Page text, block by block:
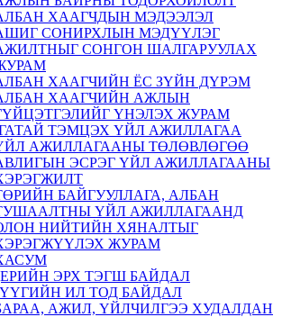
ХААГЧДЫН МЭДЭЭЛЭЛ
СОНИРХЛЫН МЭДҮҮЛЭГ
СОНГОН ШАЛГАРУУЛАХ
ХААГЧИЙН ЁС ЗҮЙН ДҮРЭМ
ХААГЧИЙН АЖЛЫН
ҮНЭЛЭХ ЖУРАМ
ТЭМЦЭХ ҮЙЛ АЖИЛЛАГАА
АЖИЛЛАГААНЫ ТӨЛӨВЛӨГӨӨ
ЭСРЭГ ҮЙЛ АЖИЛЛАГААНЫ
БАЙГУУЛЛАГА, АЛБАН
ҮЙЛ АЖИЛЛАГААНД
НИЙТИЙН ХЯНАЛТЫГ
ЖУРАМ
ЭРХ ТЭГШ БАЙДАЛ
ИЛ ТОД БАЙДАЛ
АЖИЛ, ҮЙЛЧИЛГЭЭ ХУДАЛДАН